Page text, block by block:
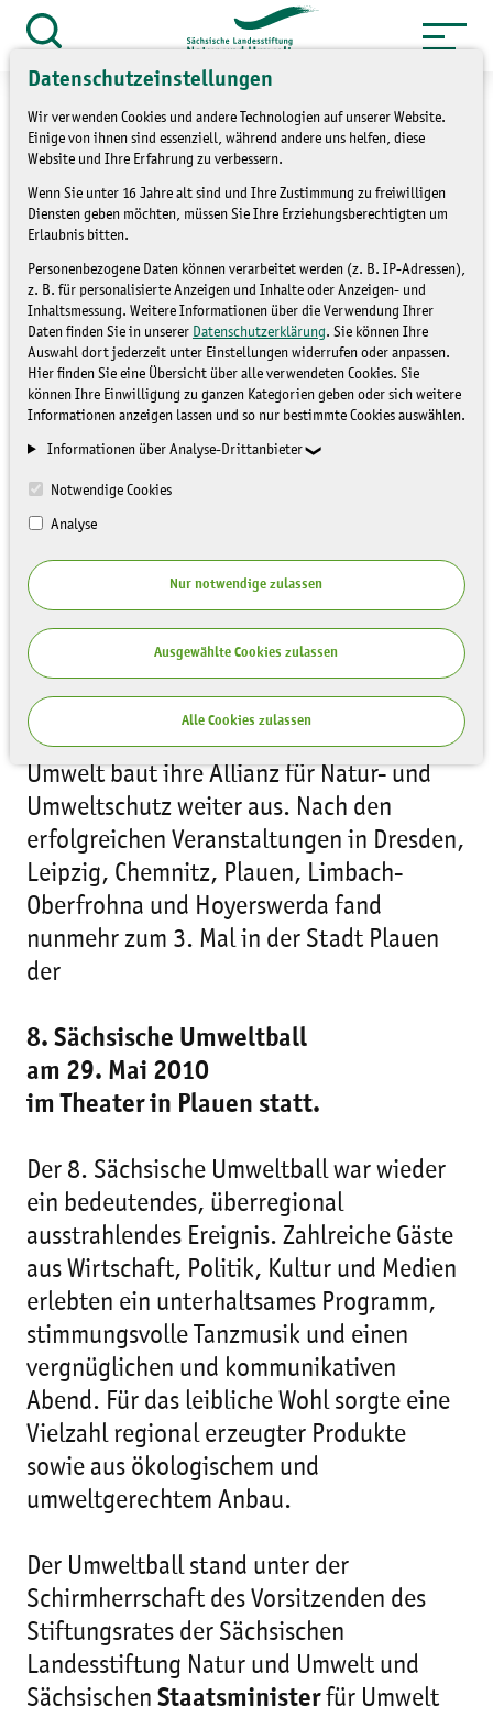
Datenschutzeinstellungen
Wir verwenden Cookies und andere Technologien auf unserer Website.
Einige von ihnen sind essenziell, während andere uns helfen, diese
Website und Ihre Erfahrung zu verbessern.
Wenn Sie unter 16 Jahre alt sind und Ihre Zustimmung zu freiwilligen
Diensten geben möchten, müssen Sie Ihre Erziehungsberechtigten um
Erlaubnis bitten.
Personenbezogene Daten können verarbeitet werden (z. B. IP-Adressen),
z. B. für personalisierte Anzeigen und Inhalte oder Anzeigen- und
Inhaltsmessung. Weitere Informationen über die Verwendung Ihrer
Daten finden Sie in unserer Datenschutzerklärung. Sie können Ihre
Auswahl dort jederzeit unter Einstellungen widerrufen oder anpassen.
Hier finden Sie eine Übersicht über alle verwendeten Cookies. Sie
können Ihre Einwilligung zu ganzen Kategorien geben oder sich weitere
Informationen anzeigen lassen und so nur bestimmte Cookies auswählen.
Informationen über Analyse-Drittanbieter
Notwendige Cookies
Analyse
Nur notwendige zulassen
Ausgewählte Cookies zulassen
Alle Cookies zulassen
Zum
Inhalt
springen
öffnen
Service » Presse und Medien
» Pressemitteilungen
8. Sächsischer Umweltball
in Plauen
PRESSEMITTEILUNGEN
Die Sächsische Landesstiftung Natur und
Umwelt baut ihre Allianz für Natur- und
Umweltschutz weiter aus. Nach den
erfolgreichen Veranstaltungen in Dresden,
Leipzig, Chemnitz, Plauen, Limbach-
Oberfrohna und Hoyerswerda fand
nunmehr zum 3. Mal in der Stadt Plauen
der
8. Sächsische Umweltball
am 29. Mai 2010
im Theater in Plauen statt.
Der 8. Sächsische Umweltball war wieder
ein bedeutendes, überregional
ausstrahlendes Ereignis. Zahlreiche Gäste
aus Wirtschaft, Politik, Kultur und Medien
erlebten ein unterhaltsames Programm,
stimmungsvolle Tanzmusik und einen
vergnüglichen und kommunikativen
Abend. Für das leibliche Wohl sorgte eine
Vielzahl regional erzeugter Produkte
sowie aus ökologischem und
umweltgerechtem Anbau.
Der Umweltball stand unter der
Schirmherrschaft des Vorsitzenden des
Stiftungsrates der Sächsischen
Landesstiftung Natur und Umwelt und
Sächsischen Staatsministerfür Umwelt